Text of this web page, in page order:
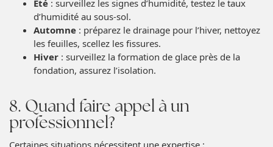
Été : surveillez les signes d’humidité, testez le taux
d’humidité au sous-sol.
Automne : préparez le drainage pour l’hiver, nettoyez
les feuilles, scellez les fissures.
Hiver : surveillez la formation de glace près de la
fondation, assurez l’isolation.
8. Quand faire appel à un
professionnel?